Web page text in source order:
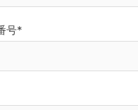
号*